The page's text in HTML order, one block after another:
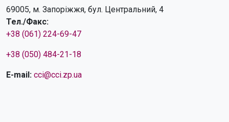
69005, м. Запоріжжя, бул. Центральний, 4
Тел./Факс:
+38 (061) 224-69-47
+38 (050) 484-21-18
E-mail: cci@cci.zp.ua